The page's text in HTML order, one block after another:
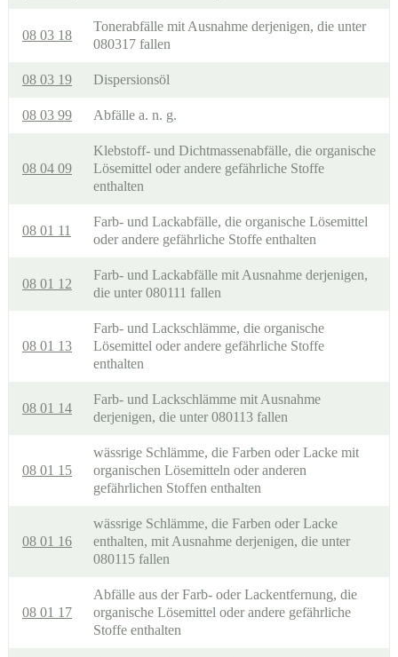
08 03 18
Tonerabfälle mit Ausnahme derjenigen, die unter
080317 fallen
08 03 19 Dispersionsöl
08 03 99 Abfälle a. n. g.
08 04 09
Klebstoff- und Dichtmassenabfälle, die organische
Lösemittel oder andere gefährliche Stoffe
enthalten
08 01 11
Farb- und Lackabfälle, die organische Lösemittel
oder andere gefährliche Stoffe enthalten
08 01 12
Farb- und Lackabfälle mit Ausnahme derjenigen,
die unter 080111 fallen
08 01 13
Farb- und Lackschlämme, die organische
Lösemittel oder andere gefährliche Stoffe
enthalten
08 01 14
Farb- und Lackschlämme mit Ausnahme
derjenigen, die unter 080113 fallen
08 01 15
wässrige Schlämme, die Farben oder Lacke mit
organischen Lösemitteln oder anderen
gefährlichen Stoffen enthalten
08 01 16
wässrige Schlämme, die Farben oder Lacke
enthalten, mit Ausnahme derjenigen, die unter
080115 fallen
08 01 17
Abfälle aus der Farb- oder Lackentfernung, die
organische Lösemittel oder andere gefährliche
Stoffe enthalten